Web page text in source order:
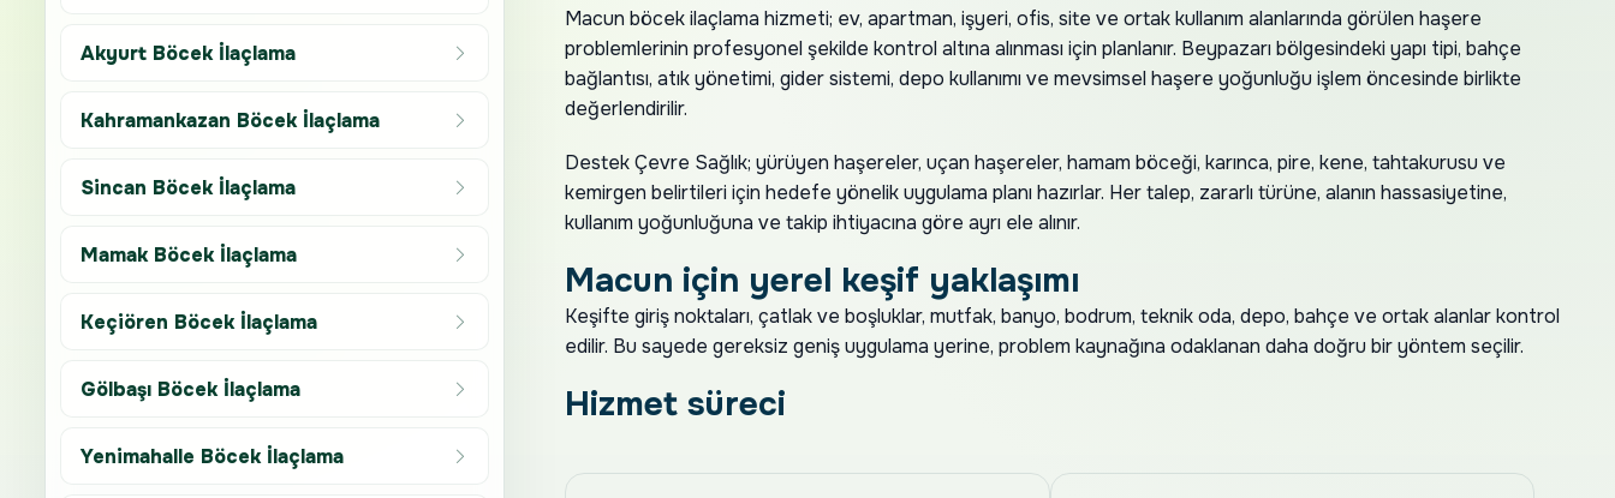
Akyurt Böcek İlaçlama
Kahramankazan Böcek İlaçlama
Sincan Böcek İlaçlama
Mamak Böcek İlaçlama
Keçiören Böcek İlaçlama
Gölbaşı Böcek İlaçlama
Yenimahalle Böcek İlaçlama
Macun böcek ilaçlama hizmeti; ev, apartman, işyeri, ofis, site ve ortak kullanım alanlarında görülen haşere
problemlerinin profesyonel şekilde kontrol altına alınması için planlanır. Beypazarı bölgesindeki yapı tipi, bahçe
bağlantısı, atık yönetimi, gider sistemi, depo kullanımı ve mevsimsel haşere yoğunluğu işlem öncesinde birlikte
değerlendirilir.
Destek Çevre Sağlık; yürüyen haşereler, uçan haşereler, hamam böceği, karınca, pire, kene, tahtakurusu ve
kemirgen belirtileri için hedefe yönelik uygulama planı hazırlar. Her talep, zararlı türüne, alanın hassasiyetine,
kullanım yoğunluğuna ve takip ihtiyacına göre ayrı ele alınır.
Macun için yerel keşif yaklaşımı
Keşifte giriş noktaları, çatlak ve boşluklar, mutfak, banyo, bodrum, teknik oda, depo, bahçe ve ortak alanlar kontrol
edilir. Bu sayede gereksiz geniş uygulama yerine, problem kaynağına odaklanan daha doğru bir yöntem seçilir.
Hizmet süreci